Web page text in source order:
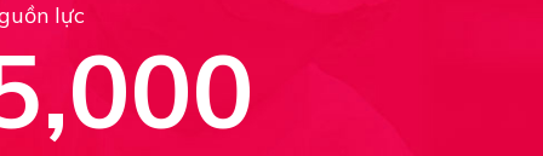
lực
,000